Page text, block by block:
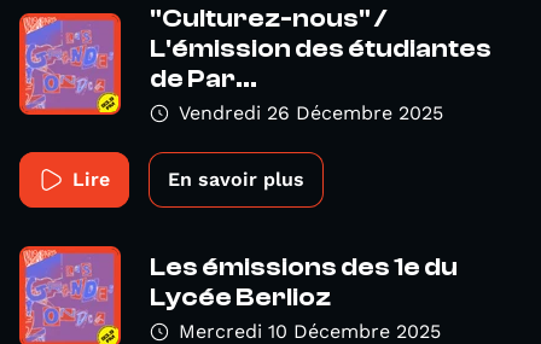
"Culturez-nous" /
L'émission des étudiantes
de Par...
Vendredi 26 Décembre 2025
Lire En savoir plus
Les émissions des 1e du
Lycée Berlioz
Mercredi 10 Décembre 2025